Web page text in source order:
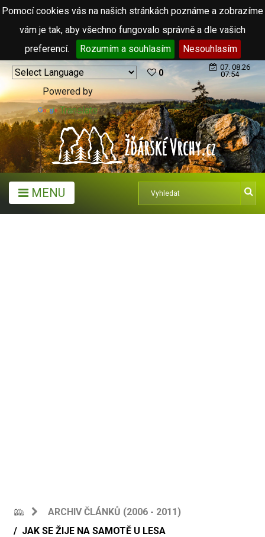
Pomocí cookies vás na našich stránkách poznáme a zobrazíme
vám je tak, aby všechno fungovalo správně a dle vašich
preferencí.
Rozumím a souhlasím Nesouhlasím
Powered by
Translate
0
07. 08.26
07:54
MENU
ARCHIV ČLÁNKŮ (2006 - 2011)
JAK SE ŽIJE NA SAMOTĚ U LESA